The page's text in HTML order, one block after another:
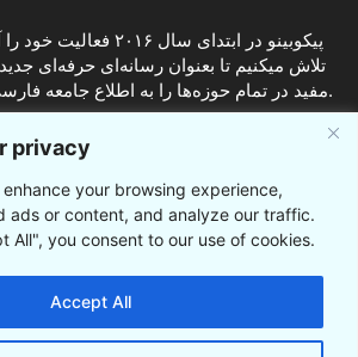
privacy
your browsing experience,
ads or content, and analyze our traffic.
All", you consent to our use of cookies.
Accept All
پیکوبینو در ابتدای سال
تلاش میکنیم تا بعنوان رسانه‌ای حرفه‌ای
مفید در تمام حوزه‌ها را به اطلاع جامعه فارسی‌زبان کانادا برسانیم.
ما را دنبال کنید